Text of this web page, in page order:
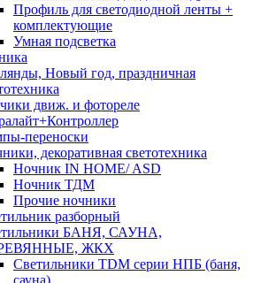
Профиль для светодиодной ленты +
комплектующие
Умная подсветка
Новый год, праздничная
движ. и фотореле
переноски
декоративная светотехника
Ночник IN HOME/ ASD
Ночник ТДМ
Прочие ночники
разборный
БАНЯ, САУНА,
ЖКХ
Светильники TDM серии НПБ (баня,